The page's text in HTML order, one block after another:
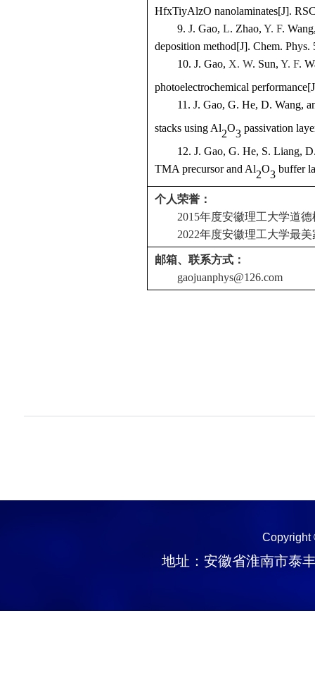
HfxTiyAlzO nanolaminates[J].
9. J. Gao, L. Zhao, Y. F.
deposition method[J]. Chem. Phys.
10. J. Gao, X. W. Sun, Y. F.
photoelectrochemical performance
11. J. Gao, G. He, D. Wang,
stacks using Al2O3 passivation
12. J. Gao, G. He, S. Liang,
TMA precursor and Al2O3 buffer
个人荣誉：
2015年度安徽理工大学道德
2022年度安徽理工大学最美
邮箱、联系方式：
gaojuanphys@126.com
地址：安徽省淮南市泰